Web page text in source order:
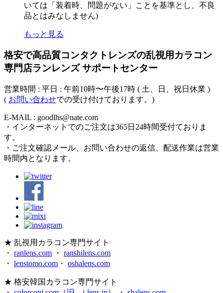
いては「装着時、問題がない」ことを基準とし、不良
品とはみなしません)
もっと見る
格安で高品質コンタクトレンズの乱視用カラコン
専門店ランレンズ サポートセンター
営業時間 : 平日 : 午前10時〜午後17時 ( 土、日、祝日休業 )
( お問い合わせでの受け付けております。)
E-MAIL : goodlhs@nate.com
・インターネットでのご注文は365日24時間受付ておりま
す。
・ご注文確認メール、お問い合わせの返信、配送作業は営業
時間内となります。
★ 乱視用カラコン専門サイト
・ ranlens.com ・ ranshilens.com
・ lenstomo.com ・ oshalens.com
★ 格安韓国カラコン専門サイト